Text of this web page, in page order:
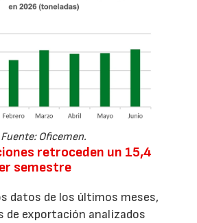
Fuente: Oficemen.
retroceden un 15,4
semestre
datos de los últimos meses,
de exportación analizados